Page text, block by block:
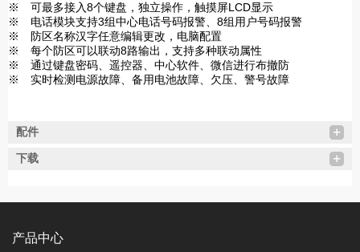
※ 可最多接入8个键盘，独立操作，触摸屏LCD显示
※ 电话模块支持3组中心电话号码报警、8组用户号码报警
※ 防区名称汉字任意编辑更改，电脑配置
※ 每个防区可以联动8路输出，支持多种联动属性
※ 通过键盘密码、遥控器、中心软件、微信进行布撤防
※ 实时检测电源故障、备用电池故障、欠压、警号故障
配件
下载
产品中心